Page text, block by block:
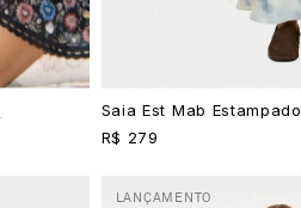
Saia Est Mab Estampado
R$ 279
LANÇAMENTO